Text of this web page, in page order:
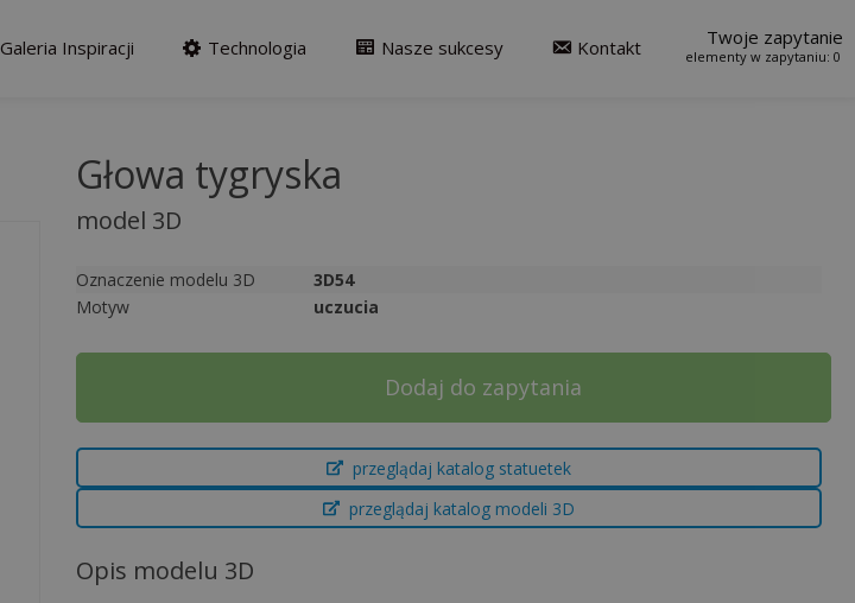
Galeria Inspiracji Technologia Nasze sukcesy Kontakt 0
Twoje zapytanie
Głowa tygryska
model 3D
Oznaczenie modelu 3D
3D54
Motyw
uczucia
Dodaj do zapytania
A
e
r
przeglądaj katalog statuetek
przeglądaj katalog modeli 3D
Opis modelu 3D